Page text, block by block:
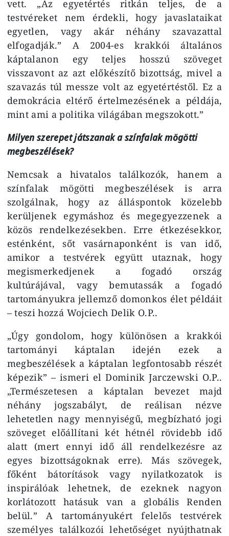
vett. „Az egyetértés ritkán teljes, de a
testvéreket nem érdekli, hogy javaslataikat
egyetlen, vagy akár néhány szavazattal
elfogadják.” A 2004-es krakkói általános
káptalanon egy teljes hosszú szöveget
visszavont az azt előkészítő bizottság, mivel a
szavazás túl messze volt az egyetértéstől. Ez a
demokrácia eltérő értelmezésének a példája,
mint ami a politika világában megszokott.”
Milyen szerepet játszanak a színfalak mögötti
megbeszélések?
Nemcsak a hivatalos találkozók, hanem a
színfalak mögötti megbeszélések is arra
szolgálnak, hogy az álláspontok közelebb
kerüljenek egymáshoz és megegyezzenek a
közös rendelkezésekben. Erre étkezésekkor,
esténként, sőt vasárnaponként is van idő,
amikor a testvérek együtt utaznak, hogy
megismerkedjenek a fogadó ország
kultúrájával, vagy bemutassák a fogadó
tartományukra jellemző domonkos élet példáit
– teszi hozzá Wojciech Delik O.P..
„Úgy gondolom, hogy különösen a krakkói
tartományi káptalan idején ezek a
megbeszélések a káptalan legfontosabb részét
képezik” – ismeri el Dominik Jarczewski O.P..
„Természetesen a káptalan bevezet majd
néhány jogszabályt, de reálisan nézve
lehetetlen nagy mennyiségű, megbízható jogi
szöveget előállítani két hétnél rövidebb idő
alatt (mert ennyi idő áll rendelkezésre az
egyes bizottságoknak erre). Más szövegek,
főként bátorítások vagy nyilatkozatok is
inspirálóak lehetnek, de ezeknek nagyon
korlátozott hatásuk van a globális Renden
belül.” A tartományukért felelős testvérek
személyes találkozói lehetőséget nyújthatnak